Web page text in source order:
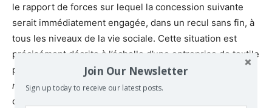
le rapport de forces sur lequel la concession suivante
serait immédiatement engagée, dans un recul sans fin, à
tous les niveaux de la vie sociale. Cette situation est
précisément décrite à l’échelle d’une entreprise de textile
par l’auteur de théâtre Stefano Massini dans la pièce
minutes, comité d’usine[20]: arrive un moment où l’on
comprend (confusément, intuitivement) que chaque
Join Our Newsletter
Sign up today to receive our latest posts.